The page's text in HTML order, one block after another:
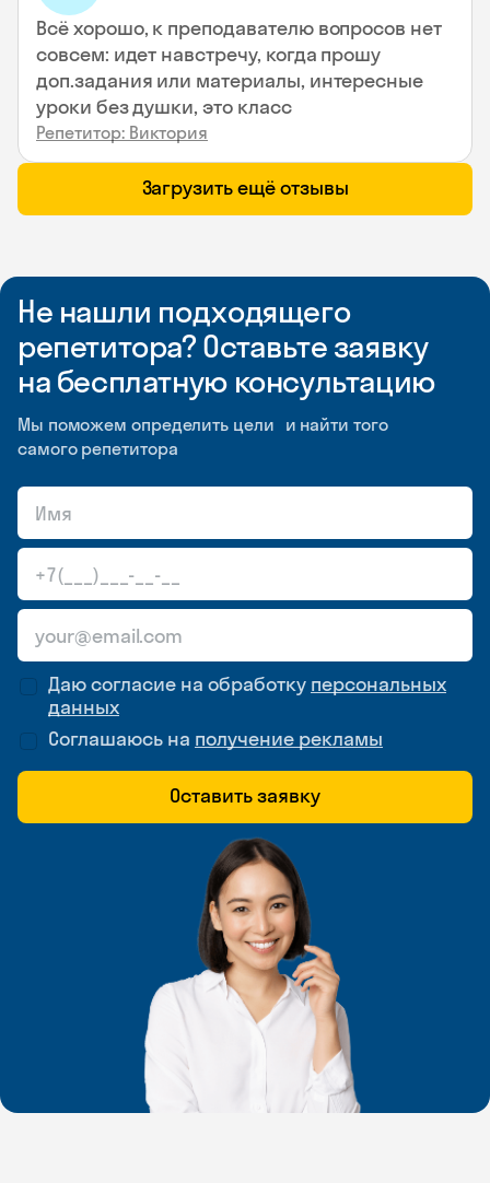
Всё хорошо, к преподавателю вопросов нет
совсем: идет навстречу, когда прошу
доп.задания или материалы, интересные
уроки без душки, это класс
Репетитор: Виктория
Загрузить ещё отзывы
Не нашли подходящего
репетитора? Оставьте заявку
на бесплатную консультацию
Мы поможем определить цели и найти того
самого репетитора
Даю согласие на обработку персональных
данных
Соглашаюсь на получение рекламы
Оставить заявку